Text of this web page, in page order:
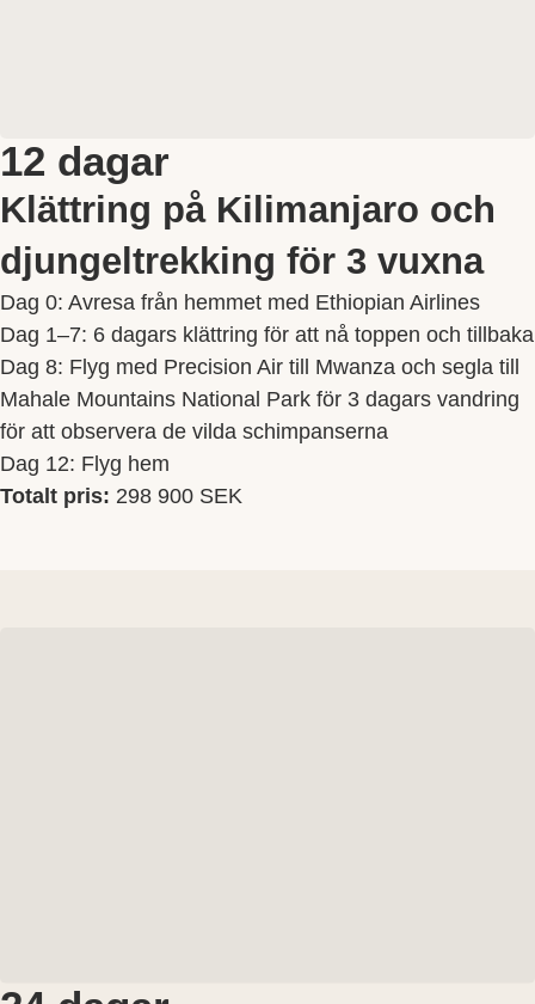
12 dagar
Klättring på Kilimanjaro och
djungeltrekking för 3 vuxna
Dag 0: Avresa från hemmet med Ethiopian Airlines
Dag 1–7: 6 dagars klättring för att nå toppen och tillbaka
Dag 8: Flyg med Precision Air till Mwanza och segla till
Mahale Mountains National Park för 3 dagars vandring
för att observera de vilda schimpanserna
Dag 12: Flyg hem
Totalt pris: 298 900 SEK